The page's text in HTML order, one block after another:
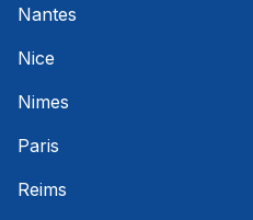
Nantes
Nice
Nimes
Paris
Reims